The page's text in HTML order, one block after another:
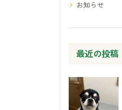
お知らせ
最近の投稿